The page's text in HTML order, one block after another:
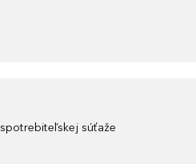
súťaže